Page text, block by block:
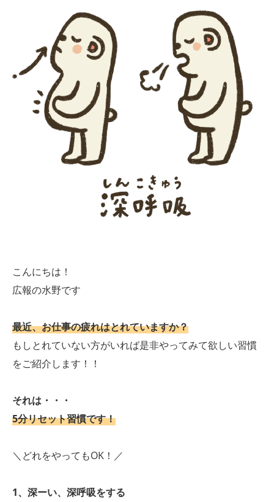
こんにちは！
広報の水野です
最近、お仕事の疲れはとれていますか？
もしとれていない方がいれば是非やってみて欲しい習慣
をご紹介します！！
それは・・・
5分リセット習慣です！
＼どれをやってもOK！／
1、深ーい、深呼吸をする